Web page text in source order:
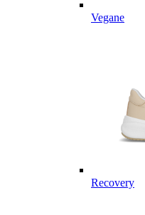
Vegane
Recovery